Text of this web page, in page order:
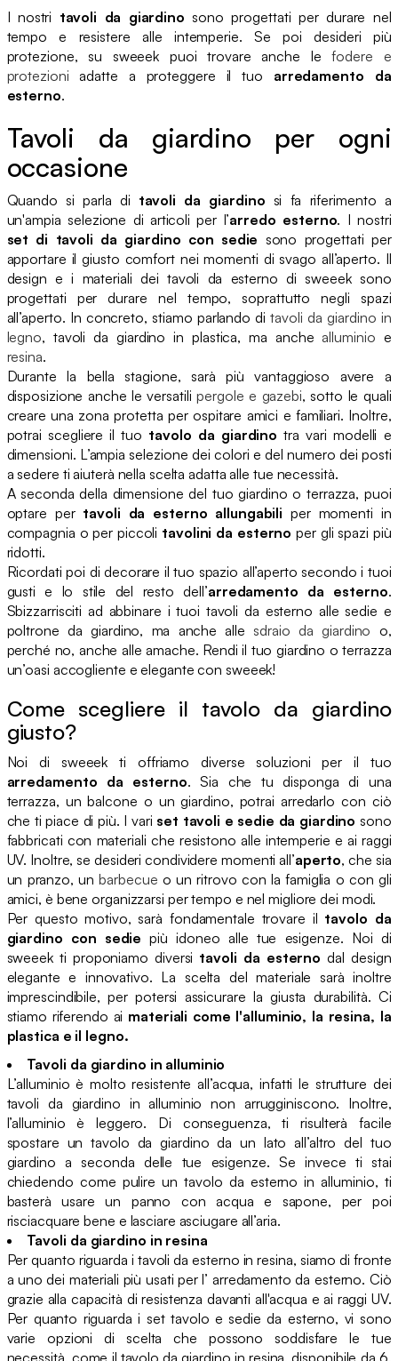
I nostri tavoli da giardino sono progettati per durare nel
tempo e resistere alle intemperie. Se poi desideri più
protezione, su sweeek puoi trovare anche lefodere e
protezioni adatte a proteggere il tuo arredamento da
esterno.
Tavoli da giardino per ogni
occasione
Quando si parla di tavoli da giardino si fa riferimento a
un'ampia selezione di articoli per l’arredo esterno. I nostri
set di tavoli da giardino con sedie sono progettati per
apportare il giusto comfort nei momenti di svago all’aperto. Il
design e i materiali dei tavoli da esterno di sweeek sono
progettati per durare nel tempo, soprattutto negli spazi
all’aperto. In concreto, stiamo parlando di tavoli da giardino in
legno, tavoli da giardino in plastica, ma anche alluminio e
resina.
Durante la bella stagione, sarà più vantaggioso avere a
disposizione anche le versatilipergole e gazebi, sotto le quali
creare una zona protetta per ospitare amici e familiari. Inoltre,
potrai scegliere il tuo tavolo da giardino tra vari modelli e
dimensioni. L’ampia selezione dei colori e del numero dei posti
a sedere ti aiuterà nella scelta adatta alle tue necessità.
A seconda della dimensione del tuo giardino o terrazza, puoi
optare per tavoli da esterno allungabili per momenti in
compagnia o per piccoli tavolini da esterno per gli spazi più
ridotti.
Ricordati poi di decorare il tuo spazio all’aperto secondo i tuoi
gusti e lo stile del resto dell’arredamento da esterno.
Sbizzarrisciti ad abbinare i tuoi tavoli da esterno alle sedie e
poltrone da giardino, ma anche alle sdraio da giardino o,
perché no, anche alle amache. Rendi il tuo giardino o terrazza
un’oasi accogliente e elegante con sweeek!
Come scegliere il tavolo da giardino
giusto?
Noi di sweeek ti offriamo diverse soluzioni per il tuo
arredamento da esterno. Sia che tu disponga di una
terrazza, un balcone o un giardino, potrai arredarlo con ciò
che ti piace di più. I vari set tavoli e sedie da giardino sono
fabbricati con materiali che resistono alle intemperie e ai raggi
UV. Inoltre, se desideri condividere momenti all’aperto, che sia
un pranzo, unbarbecue o un ritrovo con la famiglia o con gli
amici, è bene organizzarsi per tempo e nel migliore dei modi.
Per questo motivo, sarà fondamentale trovare il tavolo da
giardino con sedie più idoneo alle tue esigenze. Noi di
sweeek ti proponiamo diversi tavoli da esterno dal design
elegante e innovativo. La scelta del materiale sarà inoltre
imprescindibile, per potersi assicurare la giusta durabilità. Ci
stiamo riferendo ai materiali come l'alluminio, la resina, la
plastica e il legno.
Tavoli da giardino in alluminio
L’alluminio è molto resistente all’acqua, infatti le strutture dei
tavoli da giardino in alluminio non arrugginiscono. Inoltre,
l’alluminio è leggero. Di conseguenza, ti risulterà facile
spostare un tavolo da giardino da un lato all’altro del tuo
giardino a seconda delle tue esigenze. Se invece ti stai
chiedendo come pulire un tavolo da esterno in alluminio, ti
basterà usare un panno con acqua e sapone, per poi
risciacquare bene e lasciare asciugare all’aria.
Tavoli da giardino in resina
Per quanto riguarda i tavoli da esterno in resina, siamo di fronte
a uno dei materiali più usati per l’ arredamento da esterno. Ciò
grazie alla capacità di resistenza davanti all'acqua e ai raggi UV.
Per quanto riguarda i set tavolo e sedie da esterno, vi sono
varie opzioni di scelta che possono soddisfare le tue
necessità, come il tavolo da giardino in resina, disponibile da 6,